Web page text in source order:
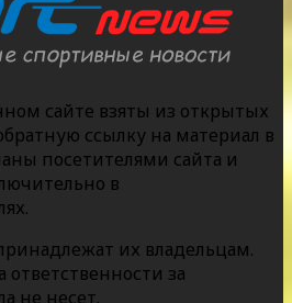
сайте взяты из открытых
ссылку на материал в
посетителями сайта и
в
их владельцам.
за
не несет.